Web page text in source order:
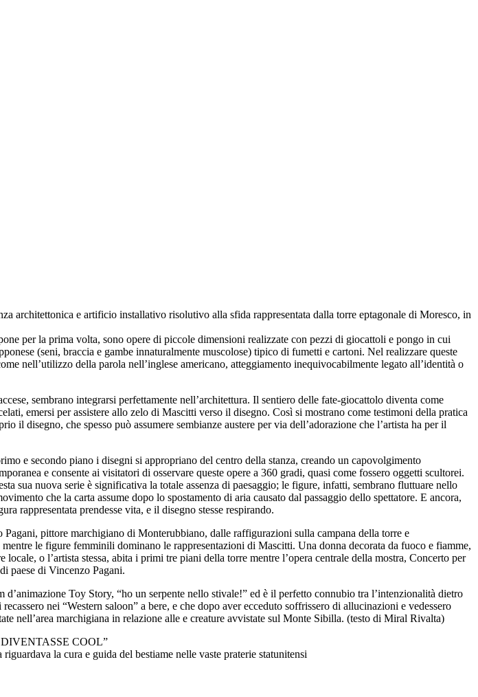
architettonica e artificio installativo risolutivo alla sfida rappresentata dalla torre eptagonale di Moresco, in
per la prima volta, sono opere di piccole dimensioni realizzate con pezzi di giocattoli e pongo in cui
(seni, braccia e gambe innaturalmente muscolose) tipico di fumetti e cartoni. Nel realizzare queste
nell’utilizzo della parola nell’inglese americano, atteggiamento inequivocabilmente legato all’identità o
sembrano integrarsi perfettamente nell’architettura. Il sentiero delle fate-giocattolo diventa come
emersi per assistere allo zelo di Mascitti verso il disegno. Così si mostrano come testimoni della pratica
disegno, che spesso può assumere sembianze austere per via dell’adorazione che l’artista ha per il
e secondo piano i disegni si appropriano del centro della stanza, creando un capovolgimento
e consente ai visitatori di osservare queste opere a 360 gradi, quasi come fossero oggetti scultorei.
sua nuova serie è significativa la totale assenza di paesaggio; le figure, infatti, sembrano fluttuare nello
che la carta assume dopo lo spostamento di aria causato dal passaggio dello spettatore. E ancora,
rappresentata prendesse vita, e il disegno stesse respirando.
pittore marchigiano di Monterubbiano, dalle raffigurazioni sulla campana della torre e
le figure femminili dominano le rappresentazioni di Mascitti. Una donna decorata da fuoco e fiamme,
o l’artista stessa, abita i primi tre piani della torre mentre l’opera centrale della mostra, Concerto per
paese di Vincenzo Pagani.
Toy Story, “ho un serpente nello stivale!” ed è il perfetto connubio tra l’intenzionalità dietro
nei “Western saloon” a bere, e che dopo aver ecceduto soffrissero di allucinazioni e vedessero
nell’area marchigiana in relazione alle e creature avvistate sul Monte Sibilla. (testo di Miral Rivalta)
DIVENTASSE COOL”
la cura e guida del bestiame nelle vaste praterie statunitensi